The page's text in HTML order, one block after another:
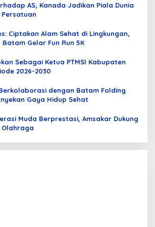
AS, Kanada Jadikan Piala Dunia
Persatuan
Ciptakan Alam Sehat di Lingkungan,
Gelar Fun Run 5K
Sebagai Ketua PTMSI Kabupaten
2026-2030
dengan Batam Folding
Gaya Hidup Sehat
Muda Berprestasi, Amsakar Dukung
Olahraga